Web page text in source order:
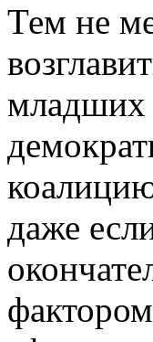
Тем не
младших
даже